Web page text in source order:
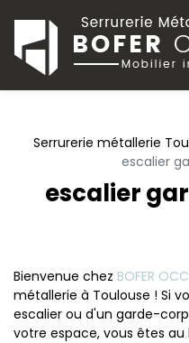
Serrurerie métallerie
escalier
escalier
Bienvenue chez BOFER
métallerie à Toulouse ! Si
escalier ou d'un garde-
votre espace, vous êtes au